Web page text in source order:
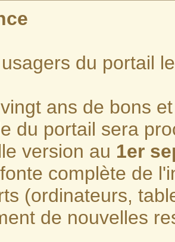
du portail
ans de bons
du portail sera
version au 1er
complète de
(ordinateurs,
de nouvelles